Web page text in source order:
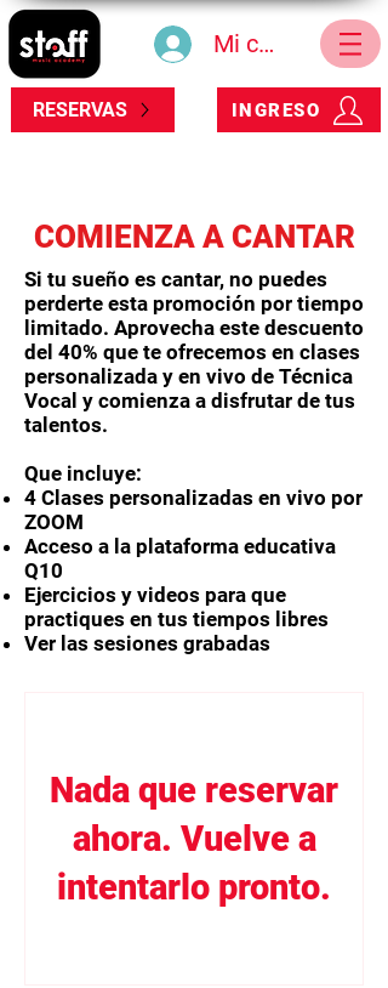
Mi cuenta
RESERVAS INGRESO
COMIENZA A CANTAR
Si tu sueño es cantar, no puedes
perderte esta promoción por tiempo
limitado. Aprovecha este descuento
del 40% que te ofrecemos en clases
personalizada y en vivo de Técnica
Vocal y comienza a disfrutar de tus
talentos.
Que incluye:
4 Clases personalizadas en vivo por
ZOOM
Acceso a la plataforma educativa
Q10
Ejercicios y videos para que
practiques en tus tiempos libres
Ver las sesiones grabadas
Nada que reservar
ahora. Vuelve a
intentarlo pronto.